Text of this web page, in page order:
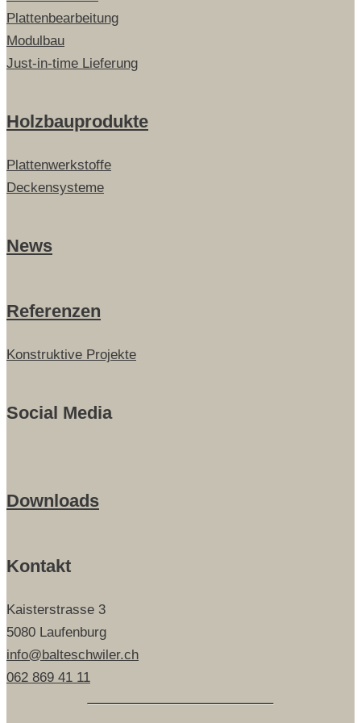
Plattenbearbeitung
Modulbau
Just-in-time Lieferung
Holzbauprodukte
Plattenwerkstoffe
Deckensysteme
News
Referenzen
Konstruktive Projekte
Social Media
Downloads
Kontakt
Kaisterstrasse 3
5080 Laufenburg
info@balteschwiler.ch
062 869 41 11